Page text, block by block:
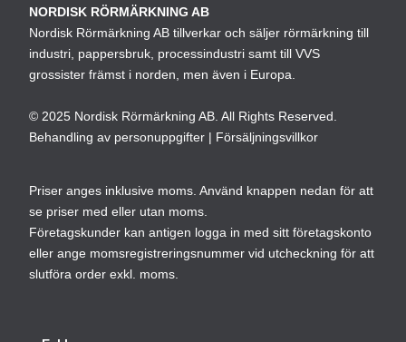
NORDISK RÖRMÄRKNING AB
Nordisk Rörmärkning AB tillverkar och säljer rörmärkning till
industri, pappersbruk, processindustri samt till VVS
grossister främst i norden, men även i Europa.
© 2025 Nordisk Rörmärkning AB. All Rights Reserved.
Behandling av personuppgifter | Försäljningsvillkor
Priser anges inklusive moms. Använd knappen nedan för att
se priser med eller utan moms.
Företagskunder kan antigen logga in med sitt företagskonto
eller ange momsregistreringsnummer vid utcheckning för att
slutföra order exkl. moms.